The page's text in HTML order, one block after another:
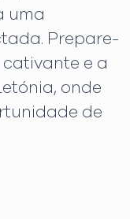
uma
Prepare-
e a
onde
de